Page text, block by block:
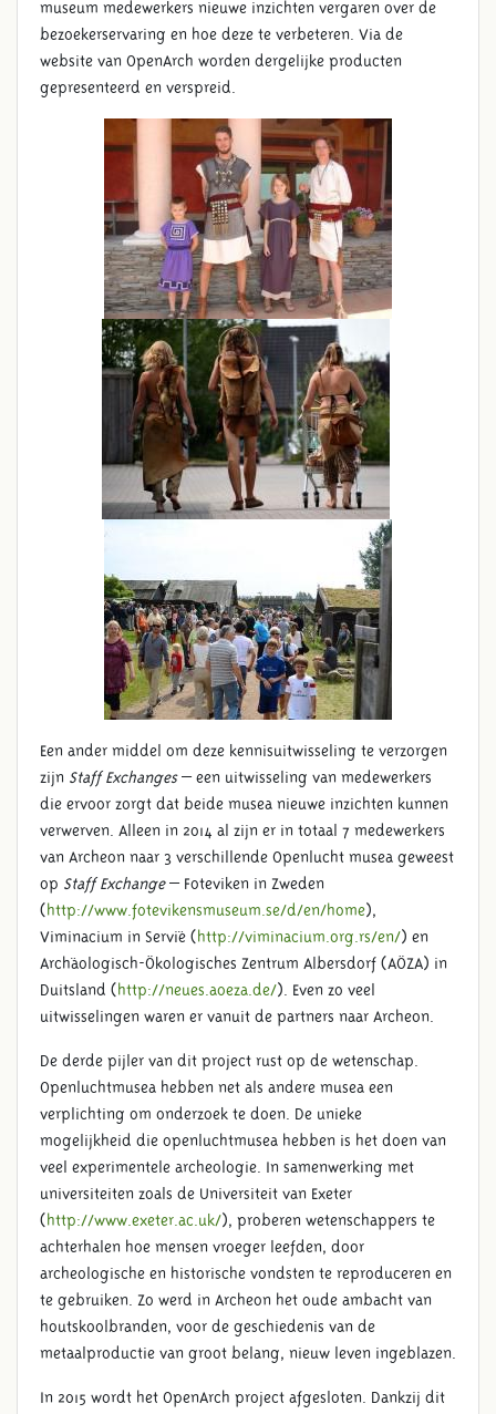
museum medewerkers nieuwe inzichten vergaren over de
bezoekerservaring en hoe deze te verbeteren. Via de
website van OpenArch worden dergelijke producten
gepresenteerd en verspreid.
Een ander middel om deze kennisuitwisseling te verzorgen
zijn Staff Exchanges– een uitwisseling van medewerkers
die ervoor zorgt dat beide musea nieuwe inzichten kunnen
verwerven. Alleen in 2014 al zijn er in totaal 7 medewerkers
van Archeon naar 3 verschillende Openlucht musea geweest
op Staff Exchange– Foteviken in Zweden
(http://www.fotevikensmuseum.se/d/en/home),
Viminacium in Servië (http://viminacium.org.rs/en/) en
Archäologisch-Ökologisches Zentrum Albersdorf (AÖZA) in
Duitsland (http://neues.aoeza.de/). Even zo veel
uitwisselingen waren er vanuit de partners naar Archeon.
De derde pijler van dit project rust op de wetenschap.
Openluchtmusea hebben net als andere musea een
verplichting om onderzoek te doen. De unieke
mogelijkheid die openluchtmusea hebben is het doen van
veel experimentele archeologie. In samenwerking met
universiteiten zoals de Universiteit van Exeter
(http://www.exeter.ac.uk/), proberen wetenschappers te
achterhalen hoe mensen vroeger leefden, door
archeologische en historische vondsten te reproduceren en
te gebruiken. Zo werd in Archeon het oude ambacht van
houtskoolbranden, voor de geschiedenis van de
metaalproductie van groot belang, nieuw leven ingeblazen.
In 2015 wordt het OpenArch project afgesloten. Dankzij dit